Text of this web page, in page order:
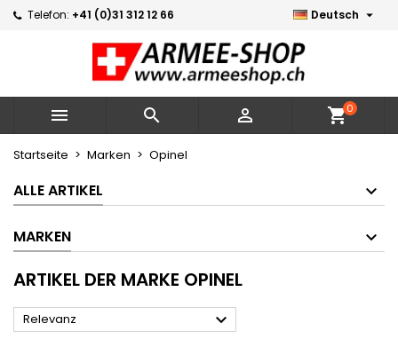
Telefon: +41 (0)31 312 12 66 Deutsch 
   shopping_cart0
Startseite Marken Opinel
ALLE ARTIKEL
MARKEN
ARTIKEL DER MARKE OPINEL
Relevanz 
×
Neue Liste erstellen
×
((confirmMessage))
((cancelText)) ((modalDeleteText))
×
Name der Wunschliste
×
Sie müssen angemeldet sein, um Artikel Ihrer
Wunschliste hinzufügen zu können.
Abbrechen